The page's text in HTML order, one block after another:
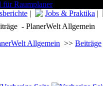
| Jobs & Praktika |
- PlanerWelt Allgemein
Allgemein >> Beiträge